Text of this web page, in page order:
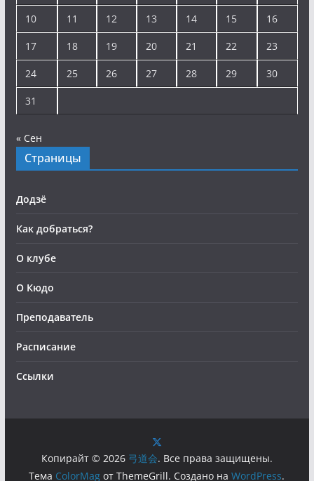
10 11 12 13 14 15 16
17 18 19 20 21 22 23
24 25 26 27 28 29 30
31
« Сен
Страницы
Додзё
Как добраться?
О клубе
О Кюдо
Преподаватель
Расписание
Ссылки
Копирайт © 2026 弓道会. Все права защищены.
Тема ColorMag от ThemeGrill. Создано наWordPress.